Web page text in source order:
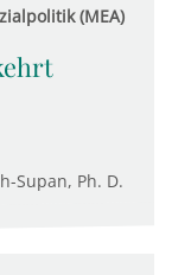
(MEA)
Supan, Ph. D.